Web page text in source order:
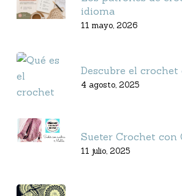
idioma
11 mayo, 2026
Descubre el
4 agosto, 2025
Sueter Crochet con
11 julio, 2025